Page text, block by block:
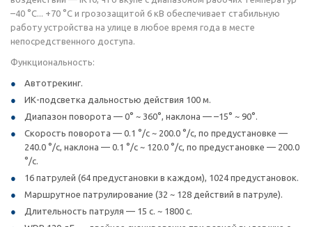
–40 °C... +70 °C и грозозащитой 6 кВ обеспечивает стабильную
работу устройства на улице в любое время года в месте
непосредственного доступа.
Функциональность:
Автотрекинг.
ИК-подсветка дальностью действия 100 м.
Диапазон поворота — 0° ~ 360°, наклона — –15° ~ 90°.
Скорость поворота — 0.1 °/с ~ 200.0 °/с, по предустановке —
240.0 °/с, наклона — 0.1 °/с ~ 120.0 °/с, по предустановке — 200.0
°/с.
16 патрулей (64 предустановки в каждом), 1024 предустановок.
Маршрутное патрулирование (32 ~ 128 действий в патруле).
Длительность патруля — 15 с. ~ 1800 с.